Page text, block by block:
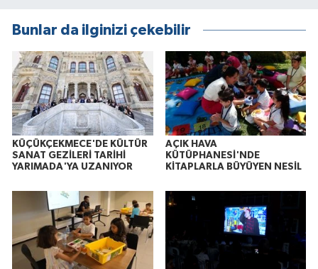
Bunlar da ilginizi çekebilir
KÜÇÜKÇEKMECE'DE KÜLTÜR
SANAT GEZİLERİ TARİHİ
YARIMADA'YA UZANIYOR
AÇIK HAVA
KÜTÜPHANESİ'NDE
KİTAPLARLA BÜYÜYEN NESİL